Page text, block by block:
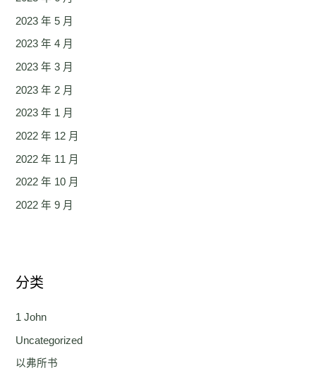
2023 年 5 月
2023 年 4 月
2023 年 3 月
2023 年 2 月
2023 年 1 月
2022 年 12 月
2022 年 11 月
2022 年 10 月
2022 年 9 月
分类
1 John
Uncategorized
以弗所书